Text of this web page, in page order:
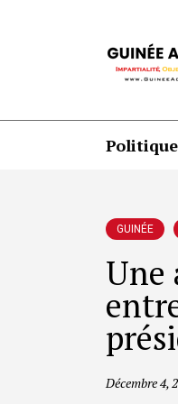
Politique
GUINÉE
Une
Décembre 4,